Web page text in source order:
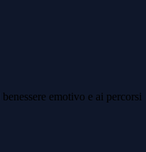
emotivo e ai percorsi